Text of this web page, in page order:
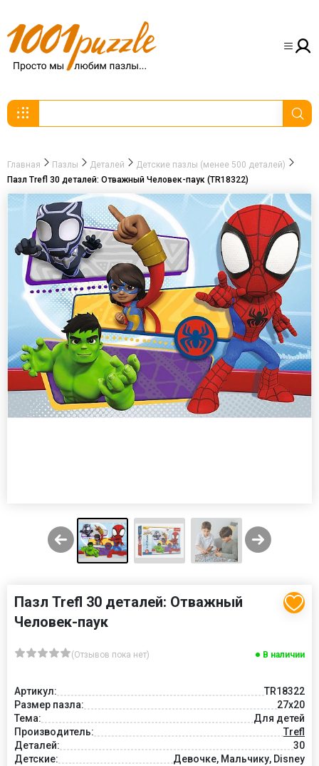
Главная Пазлы Деталей
Детские пазлы (менее 500 деталей)
Пазл Trefl 30 деталей: Отважный Человек-паук (TR18322)
Пазл Trefl 30 деталей: Отважный
Человек-паук
(Отзывов пока нет) В наличии
Артикул:
TR18322
Размер пазла:
27x20
Тема:
Для детей
Производитель:
Trefl
Деталей:
30
Детские:
Девочке, Мальчику, Disney